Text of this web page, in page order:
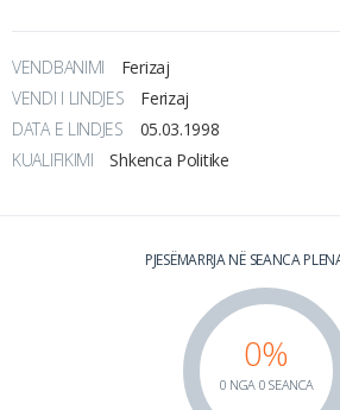
VENDBANIMI
Ferizaj
VENDI I LINDJES
Ferizaj
DATA E LINDJES
05.03.1998
KUALIFIKIMI
Shkenca Politike
PJESËMARRJA NË SEANCA
0%
0 NGA 0 SEANCA